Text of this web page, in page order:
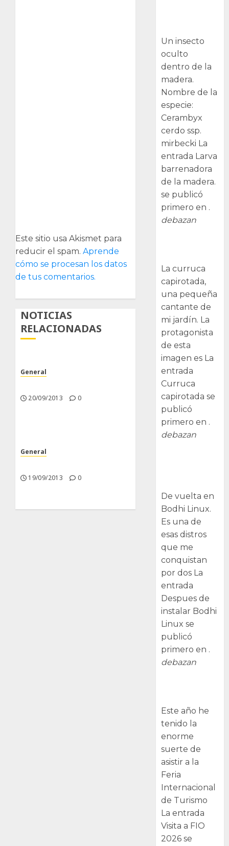
Este sitio usa Akismet para
reducir el spam. Aprende
cómo se procesan los datos
de tus comentarios.
NOTICIAS
RELACIONADAS
General
20/09/2013 0
General
19/09/2013 0
Un insecto
oculto
dentro de la
madera.
Nombre de la
especie:
Cerambyx
cerdo ssp.
mirbecki La
entrada Larva
barrenadora
de la madera.
se publicó
primero en .
debazan
La curruca
capirotada,
una pequeña
cantante de
mi jardín. La
protagonista
de esta
imagen es La
entrada
Curruca
capirotada se
publicó
primero en .
debazan
De vuelta en
Bodhi Linux.
Es una de
esas distros
que me
conquistan
por dos La
entrada
Despues de
instalar Bodhi
Linux se
publicó
primero en .
debazan
Este año he
tenido la
enorme
suerte de
asistir a la
Feria
Internacional
de Turismo
La entrada
Visita a FIO
2026 se